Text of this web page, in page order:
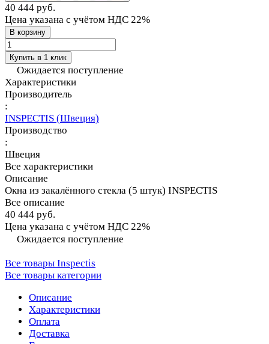
40 444 руб.
Цена указана с учётом НДС 22%
В корзину
Купить в 1 клик
Ожидается поступление
Характеристики
Производитель
:
INSPECTIS (Швеция)
Производство
:
Швеция
Все характеристики
Описание
Окна из закалённого стекла (5 штук) INSPECTIS
Все описание
40 444 руб.
Цена указана с учётом НДС 22%
Ожидается поступление
Все товары Inspectis
Все товары категории
Описание
Характеристики
Оплата
Доставка